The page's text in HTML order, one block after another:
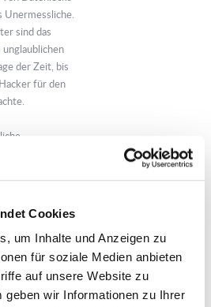
Cookies
um Inhalte und Anzeigen zu
für soziale Medien anbieten
auf unsere Website zu
geben wir Informationen zu Ihrer
sind das
der Zeit, bis
für den
Bedeutung.
wesentliche
Cloud, dass
falsche
in einem